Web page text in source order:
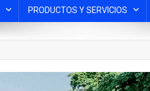
PRODUCTOS Y SERVICIOS